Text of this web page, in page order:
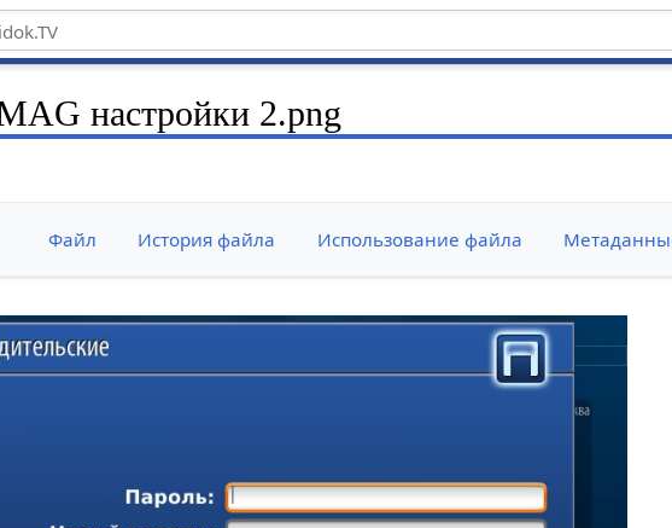
настройки 2.png
Файл История файла Использование файла